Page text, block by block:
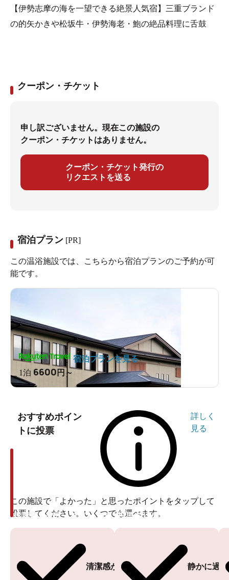
【伊勢志摩の海を一望できる絶景人気宿】三重ブランド
の的矢かきや松坂牛・伊勢海老・鮑の絶品料理に舌鼓
クーポン・チケット
申し訳ございません。現在この施設の
クーポン・チケットはありません。
クーポン・チケット発行の
リクエストを送る
宿泊プラン [PR]
この温浴施設では、こちらから宿泊プランのご予約が可
能です。
1泊 6600 円～
宿泊プランを見る
おすすめポイン
トに投票
詳しく
見る
この施設で「よかった」と思ったポイントをタップして
投票してください。いくつでも選べます。
清潔感がある
投票ありがとうございます
静かに過
投票ありがとうございます